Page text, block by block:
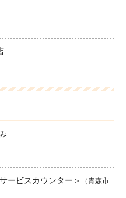
ービスカウンター＞
（青森市